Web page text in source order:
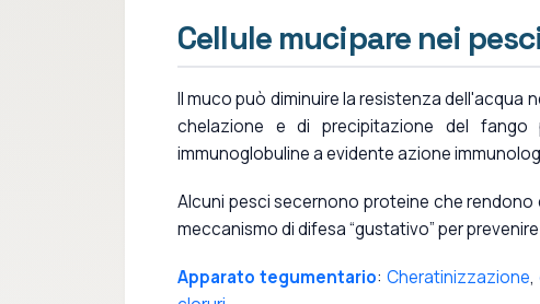
Cellule mucipare nei
Il muco può diminuire la resistenza dell'acqua
chelazione e di precipitazione del
immunoglobuline a evidente azione
Alcuni pesci secernono proteine che
meccanismo di difesa “gustativo” per
Apparato tegumentario: Cheratinizzazione,